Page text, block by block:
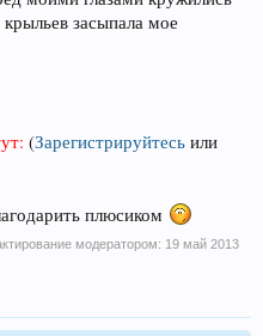
засыпала мое
(Зарегистрируйтесь или
плюсиком
модератором: 19 май 2013